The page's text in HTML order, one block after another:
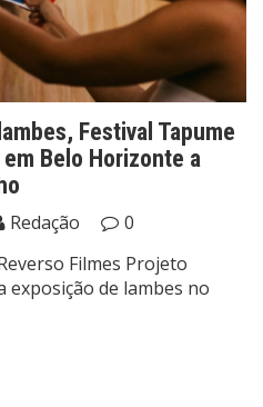
Festival Tapume
Belo Horizonte a
Redação
0
Filmes Projeto
exposição de lambes no